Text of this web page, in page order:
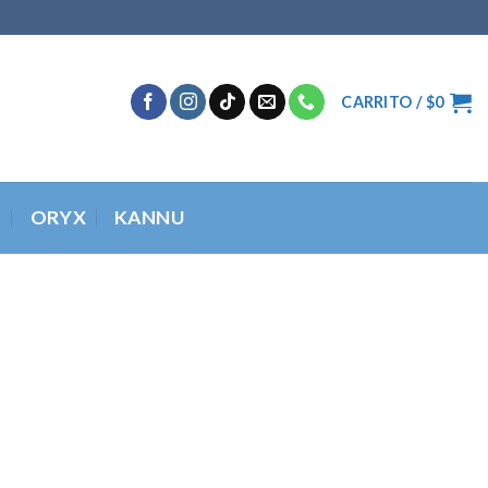
CARRITO /$0
ORYX KANNU